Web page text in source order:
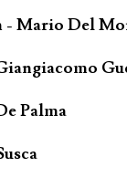
- Mario Del
Palma